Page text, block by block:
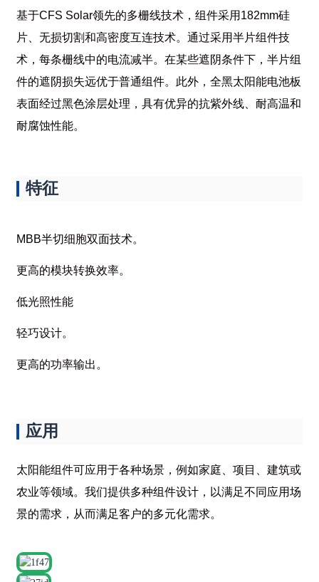
基于CFS Solar领先的多栅线技术，组件采用182mm硅
片、无损切割和高密度互连技术。通过采用半片组件技
术，每条栅线中的电流减半。在某些遮阴条件下，半片组
件的遮阴损失远优于普通组件。此外，全黑太阳能电池板
表面经过黑色涂层处理，具有优异的抗紫外线、耐高温和
耐腐蚀性能。
特征
MBB半切细胞双面技术。
更高的模块转换效率。
低光照性能
轻巧设计。
更高的功率输出。
应用
太阳能组件可应用于各种场景，例如家庭、项目、建筑或
农业等领域。我们提供多种组件设计，以满足不同应用场
景的需求，从而满足客户的多元化需求。